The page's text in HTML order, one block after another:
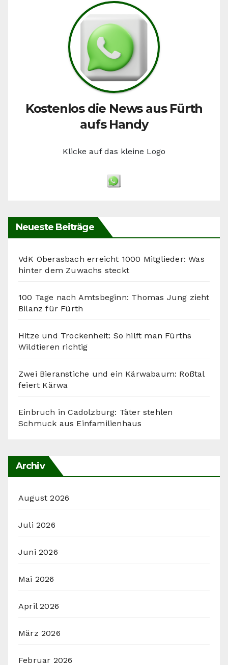
Kostenlos die News aus Fürth
aufs Handy
Klicke auf das kleine Logo
Neueste Beiträge
VdK Oberasbach erreicht 1000 Mitglieder: Was
hinter dem Zuwachs steckt
100 Tage nach Amtsbeginn: Thomas Jung zieht
Bilanz für Fürth
Hitze und Trockenheit: So hilft man Fürths
Wildtieren richtig
Zwei Bieranstiche und ein Kärwabaum: Roßtal
feiert Kärwa
Einbruch in Cadolzburg: Täter stehlen
Schmuck aus Einfamilienhaus
Archiv
August 2026
Juli 2026
Juni 2026
Mai 2026
April 2026
März 2026
Februar 2026